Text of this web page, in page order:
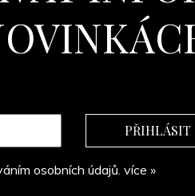
osobních údajů. více »